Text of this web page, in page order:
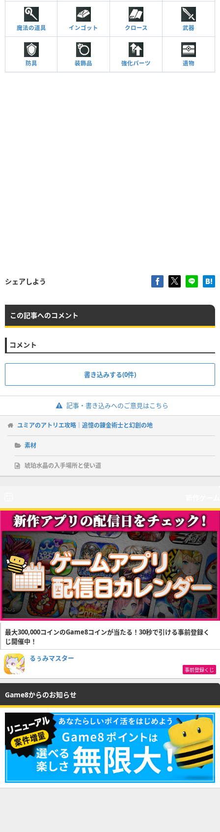
魔法の道具 インゴット クロース 武器
防具 装飾品 強化パーツ 遺物
シェアしよう
この記事へのコメント
コメント
書き込みする(0件)
記事・書き込みへのご意見はこちら
ユミアのアトリエ攻略｜追憶の錬金術士と幻創の地
素材
琥珀水晶の入手場所と使い道
最大300,000コインのGame8コインが当たる！30秒で引ける事前登録く
じ開催中！
るぅみマスター
事前登録くじ
Game8からのお知らせ